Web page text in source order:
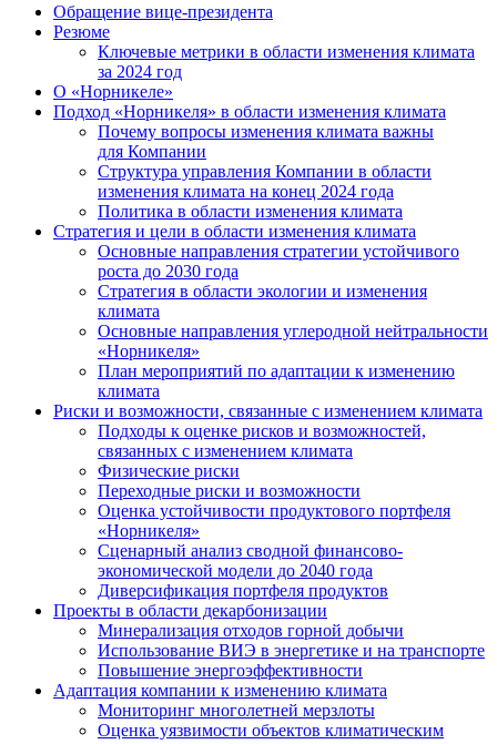
Обращение вице-президента
Резюме
Ключевые метрики в области изменения климата
за 2024 год
О «Норникеле»
Подход «Норникеля» в области изменения климата
Почему вопросы изменения климата важны
для Компании
Структура управления Компании в области
изменения климата на конец 2024 года
Политика в области изменения климата
Стратегия и цели в области изменения климата
Основные направления стратегии устойчивого
роста до 2030 года
Стратегия в области экологии и изменения
климата
Основные направления углеродной нейтральности
«Норникеля»
План мероприятий по адаптации к изменению
климата
Риски и возможности, связанные с изменением климата
Подходы к оценке рисков и возможностей,
связанных с изменением климата
Физические риски
Переходные риски и возможности
Оценка устойчивости продуктового портфеля
«Норникеля»
Сценарный анализ сводной финансово-
экономической модели до 2040 года
Диверсификация портфеля продуктов
Проекты в области декарбонизации
Минерализация отходов горной добычи
Использование ВИЭ в энергетике и на транспорте
Повышение энергоэффективности
Адаптация компании к изменению климата
Мониторинг многолетней мерзлоты
Оценка уязвимости объектов климатическим